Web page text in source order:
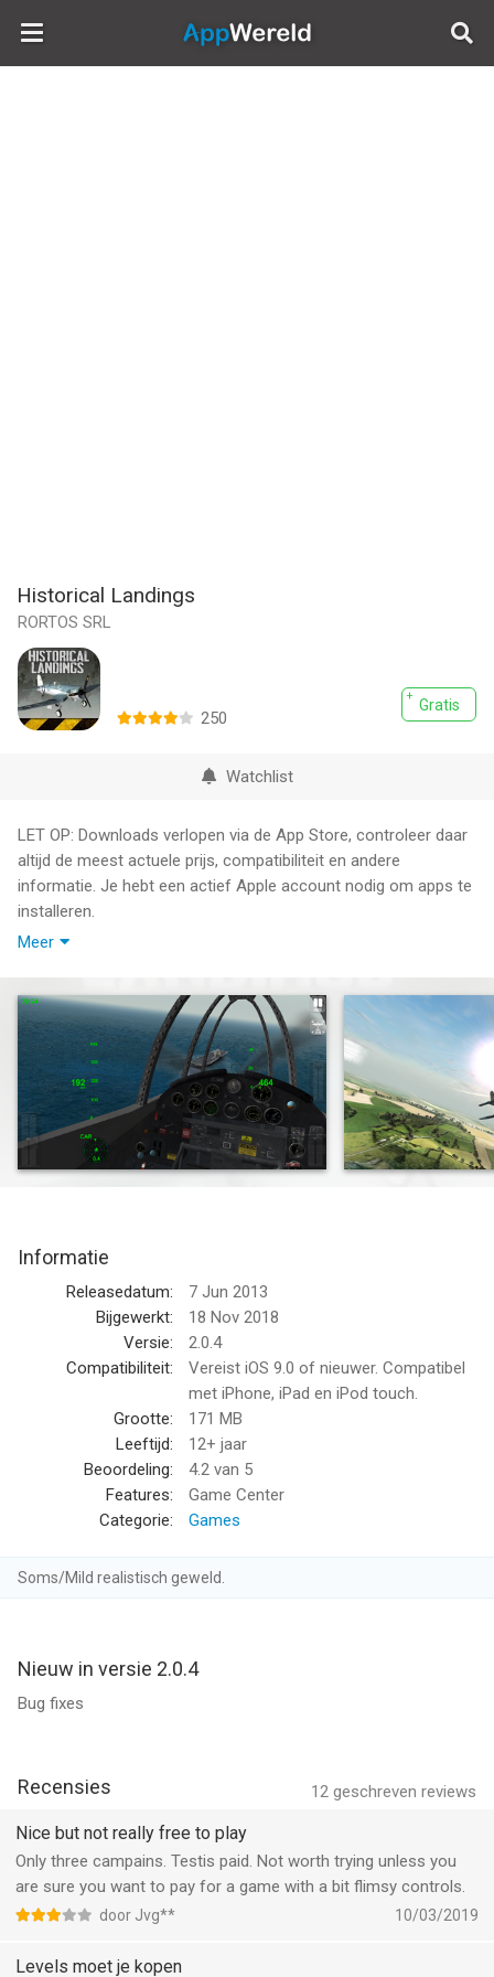
AppWereld
Historical Landings
RORTOS SRL
Gratis
250
Watchlist
LET OP: Downloads verlopen via de App Store, controleer daar
altijd de meest actuele prijs, compatibiliteit en andere
informatie. Je hebt een actief Apple account nodig om apps te
installeren.
of the second world war in an exciting adventure, thanks to the
"RORTOS flight engine".
The "Basic Campaign" allows you to immediately jump into
action and learn the basics of taking off, flying and landing.
Immerse yourself in the game's historical atmosphere by
completing the individual missions and unlocking the rest.
Follow the flight briefing carefully and try to reach the specified
*Discovery Campaign with 12 missions available for purchase,
includes: landings on airstrips, landings on aircraft carriers,
emergency landings, breakdowns, damage and unexpected
problems, escort missions, reconnaissance and rescue. Learn
to follow other aircraft and avoid hits from enemy battle
stations. Identify and select targets for bombardment.
*Landing competition on air strips, fields and air carriers
Available airplanes:
* Grumman TBF Avenger (campaign discovery)
* Grumman F7F Tigercat (campaign discovery)
Historical Landings van RORTOS SRL is een app voor iPhone,
Informatie voor Historical Landingsis het laatst vergeleken op 6
Aug om 15:51.
Meer
Informatie
Releasedatum:
7 Jun 2013
Bijgewerkt:
18 Nov 2018
Versie:
2.0.4
Compatibiliteit:
Vereist iOS 9.0 of nieuwer. Compatibel
met iPhone, iPad en iPod touch.
Grootte:
171 MB
Leeftijd:
12+ jaar
Beoordeling:
4.2 van 5
Features:
Game Center
Categorie:
Games
Soms/Mild realistisch geweld.
Nieuw in versie 2.0.4
Bug fixes
12 geschreven reviews
Recensies
Nice but not really free to play
Only three campains. Testis paid. Not worth trying unless you
are sure you want to pay for a game with a bit flimsy controls.
door Jvg** 10/03/2019
Levels moet je kopen